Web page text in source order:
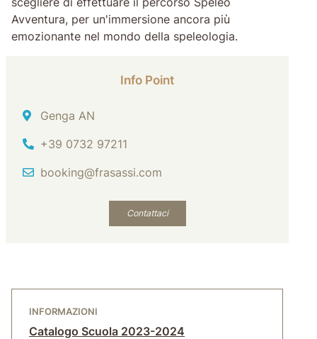
Avventura, per un'immersione ancora più
emozionante nel mondo della speleologia.
Info Point
Indirizzo
Genga AN
Tel.
+39 0732 97211
Email
booking@frasassi.com
Contattaci
INFORMAZIONI
Catalogo Scuola 2023-2024